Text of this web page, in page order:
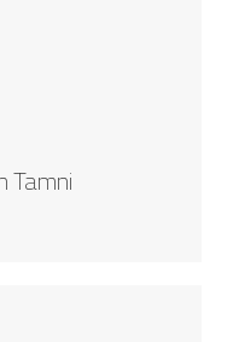
Tamni